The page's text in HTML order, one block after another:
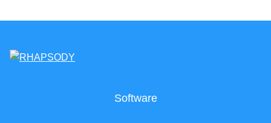
Software